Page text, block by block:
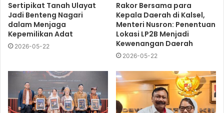
Sertipikat Tanah Ulayat
Jadi Benteng Nagari
dalam Menjaga
Kepemilikan Adat
2026-05-22
Rakor Bersama para
Kepala Daerah di Kalsel,
Menteri Nusron: Penentuan
Lokasi LP2B Menjadi
Kewenangan Daerah
2026-05-22